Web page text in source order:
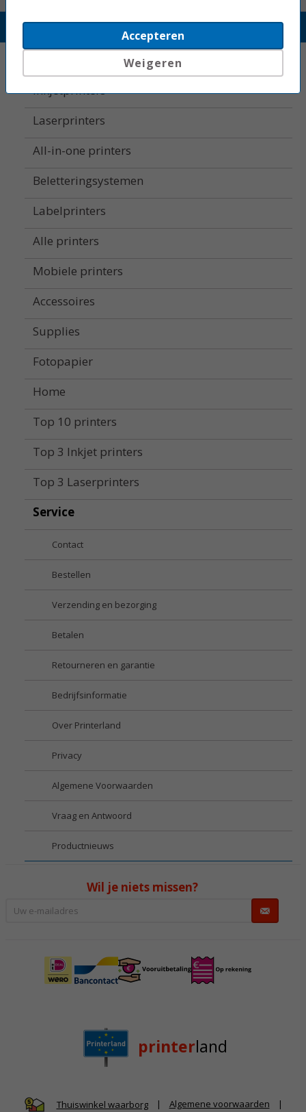
Printerland.nl
Inkjetprinters
Laserprinters
All-in-one printers
Beletteringsystemen
Labelprinters
Alle printers
Mobiele printers
Accessoires
Supplies
Fotopapier
Home
Top 10 printers
Top 3 Inkjet printers
Top 3 Laserprinters
Service
Contact
Bestellen
Verzending en bezorging
Betalen
Retourneren en garantie
Bedrijfsinformatie
Over Printerland
Privacy
Algemene Voorwaarden
Vraag en Antwoord
Productnieuws
Wil je niets missen?
printerland
Thuiswinkel waarborg | Algemene voorwaarden |
Accepteren
Weigeren